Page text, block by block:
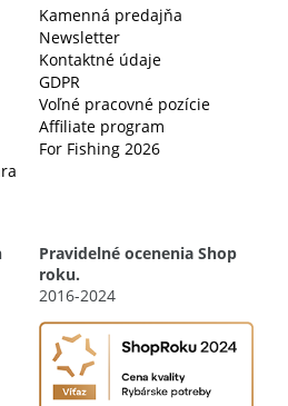
Kamenná predajňa
Newsletter
Kontaktné údaje
GDPR
Voľné pracovné pozície
Affiliate program
For Fishing 2026
Pravidelné ocenenia Shop
roku.
2016-2024